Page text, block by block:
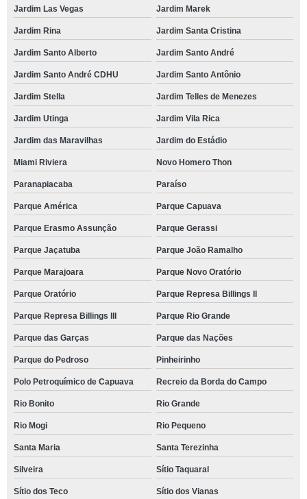
Jardim Las Vegas Jardim Marek
Jardim Rina Jardim Santa Cristina
Jardim Santo Alberto Jardim Santo André
Jardim Santo André CDHU Jardim Santo Antônio
Jardim Stella Jardim Telles de Menezes
Jardim Utinga Jardim Vila Rica
Jardim das Maravilhas Jardim do Estádio
Miami Riviera Novo Homero Thon
Paranapiacaba Paraíso
Parque América Parque Capuava
Parque Erasmo Assunção Parque Gerassi
Parque Jaçatuba Parque João Ramalho
Parque Marajoara Parque Novo Oratório
Parque Oratório Parque Represa Billings II
Parque Represa Billings III Parque Rio Grande
Parque das Garças Parque das Nações
Parque do Pedroso Pinheirinho
Polo Petroquímico de Capuava Recreio da Borda do Campo
Rio Bonito Rio Grande
Rio Mogi Rio Pequeno
Santa Maria Santa Terezinha
Silveira Sítio Taquaral
Sítio dos Teco Sítio dos Vianas